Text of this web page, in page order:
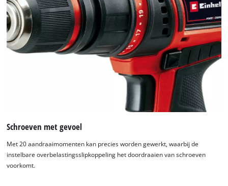
Schroeven met gevoel
Met 20 aandraaimomenten kan precies worden gewerkt, waarbij de
instelbare overbelastingsslipkoppeling het doordraaien van schroeven
voorkomt.